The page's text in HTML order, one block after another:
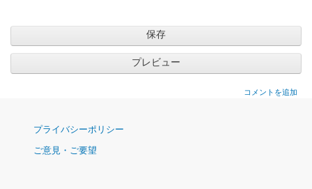
コメントを追加
ナ
ゲ
プライバシーポリシー
ご意見・ご要望